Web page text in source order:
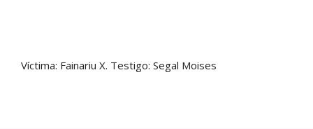
Víctima: Fainariu X. Testigo: Segal Moises